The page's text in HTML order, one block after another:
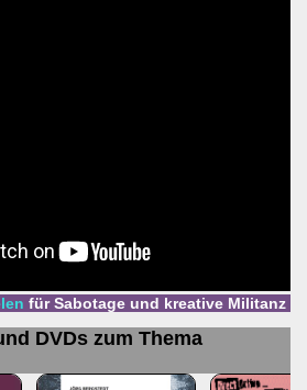
für Sabotage und kreative Militanz
DVDs zum Thema